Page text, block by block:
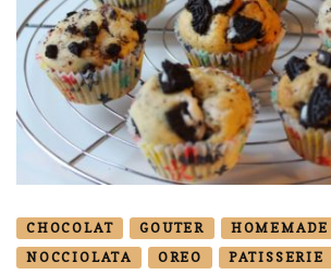
CHOCOLAT GOUTER HOMEMADE
NOCCIOLATA
OREO
PATISSERIE